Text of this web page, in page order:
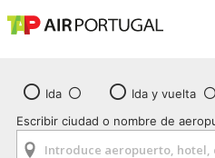
Ida
Ida y vuelta
Escribir ciudad o nombre de